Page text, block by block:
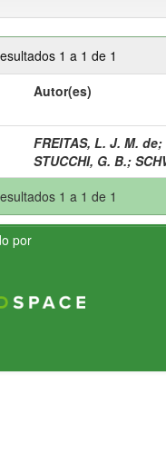
1 a 1 de 1
Autor(es)
FREITAS, L. J. M. de;
STUCCHI, G. B.;
1 a 1 de 1
por